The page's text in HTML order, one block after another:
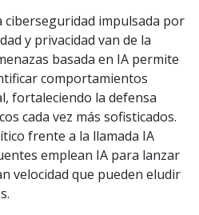
ciberseguridad impulsada por
y privacidad van de la
basada en IA permite
comportamientos
fortaleciendo la defensa
cada vez más sofisticados.
frente a la llamada IA
emplean IA para lanzar
velocidad que pueden eludir